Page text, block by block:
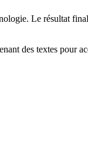
Le résultat
des textes pour